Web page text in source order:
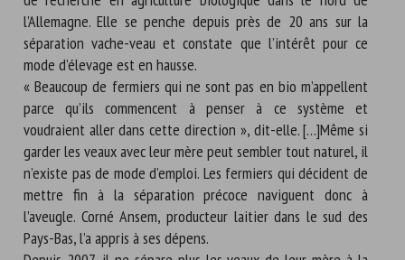
l’Allemagne. Elle se penche depuis près de 20 ans sur la
séparation vache-veau et constate que l’intérêt pour ce
mode d’élevage est en hausse.
« Beaucoup de fermiers qui ne sont pas en bio m’appellent
parce qu’ils commencent à penser à ce système et
voudraient aller dans cette direction », dit-elle. […]Même si
garder les veaux avec leur mère peut sembler tout naturel, il
n’existe pas de mode d’emploi. Les fermiers qui décident de
mettre fin à la séparation précoce naviguent donc à
l’aveugle. Corné Ansem, producteur laitier dans le sud des
Pays-Bas, l’a appris à ses dépens.